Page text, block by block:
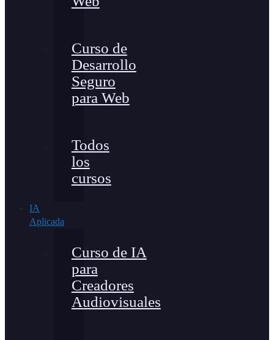
Curso de
Desarrollo
Seguro
para Web
Todos
los
cursos
IA
Aplicada
Curso de IA
para
Creadores
Audiovisuales